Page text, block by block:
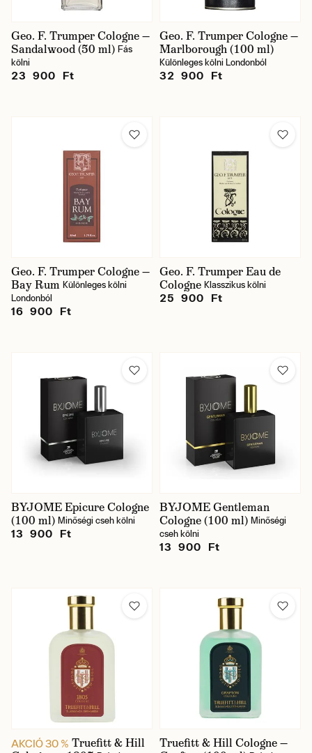
Geo. F. Trumper Cologne —
Sandalwood (50 ml) Fás
kölni
23 900 Ft
Geo. F. Trumper Cologne —
Marlborough (100 ml)
Különleges kölni Londonból
32 900 Ft
Geo. F. Trumper Cologne —
Bay Rum Különleges kölni
Londonból
16 900 Ft
Geo. F. Trumper Eau de
Cologne Klasszikus kölni
25 900 Ft
BYJOME Epicure Cologne
(100 ml) Minőségi cseh kölni
13 900 Ft
BYJOME Gentleman
Cologne (100 ml) Minőségi
cseh kölni
13 900 Ft
AKCIÓ 30 % Truefitt & Hill
Truefitt & Hill Cologne —